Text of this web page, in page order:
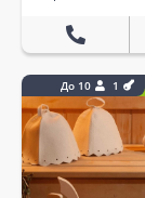
До 10 1